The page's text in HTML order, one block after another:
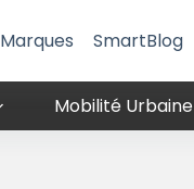
Marques SmartBlog
Mobilité Urbaine